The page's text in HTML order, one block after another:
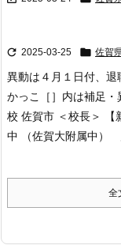
 2025-03-25  佐賀
異動は４月１日付、
かっこ［］内は補足
校 佐賀市 ＜校長＞
中 （佐賀大附属中）
全